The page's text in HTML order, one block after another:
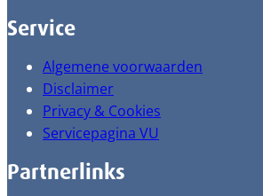
Service
Algemene voorwaarden
Disclaimer
Privacy & Cookies
Servicepagina VU
Partnerlinks